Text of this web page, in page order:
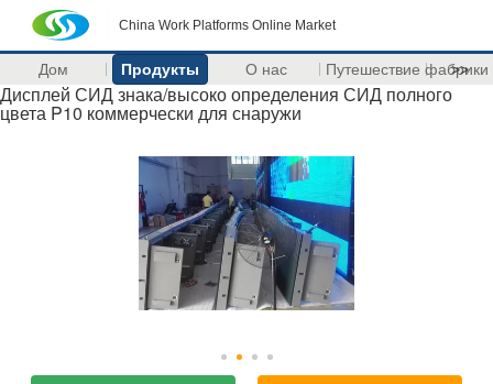
China Work Platforms Online Market
Дом Продукты О нас Путешествие фабрики
>>
Дисплей СИД знака/высоко определения СИД полного
цвета P10 коммерчески для снаружи